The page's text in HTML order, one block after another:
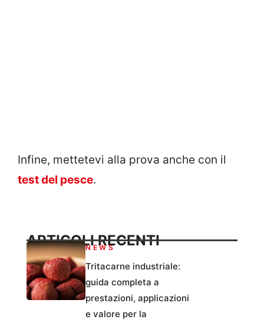
Infine, mettetevi alla prova anche con il
test del pesce.
ARTICOLI RECENTI
NEWS
Tritacarne industriale:
guida completa a
prestazioni, applicazioni
e valore per la